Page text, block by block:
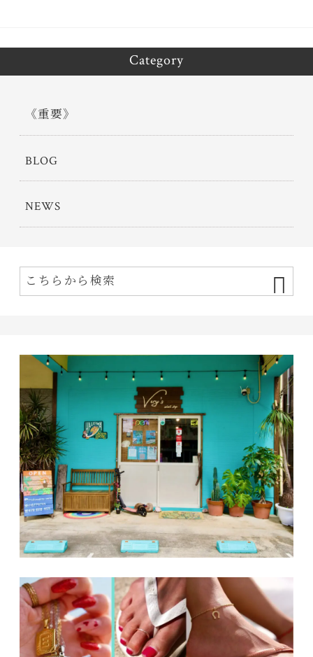
Category
《重要》
BLOG
NEWS